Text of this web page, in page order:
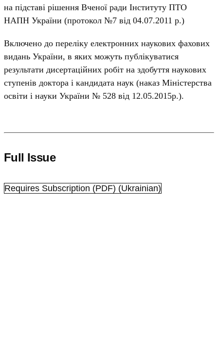
на підставі рішення Вченої ради Інституту ПТО
НАПН України (протокол №7 від 04.07.2011 р.)
Включено до переліку електронних наукових фахових
видань України, в яких можуть публікуватися
результати дисертаційних робіт на здобуття наукових
ступенів доктора і кандидата наук (наказ Міністерства
освіти і науки України № 528 від 12.05.2015р.).
Full Issue
Requires Subscription (PDF) (Ukrainian)